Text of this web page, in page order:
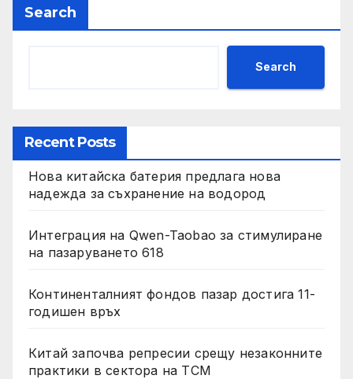
Search
Search
Recent Posts
Нова китайска батерия предлага нова
надежда за съхранение на водород
Интеграция на Qwen-Taobao за стимулиране
на пазаруването 618
Континенталният фондов пазар достига 11-
годишен връх
Китай започва репресии срещу незаконните
практики в сектора на TCM